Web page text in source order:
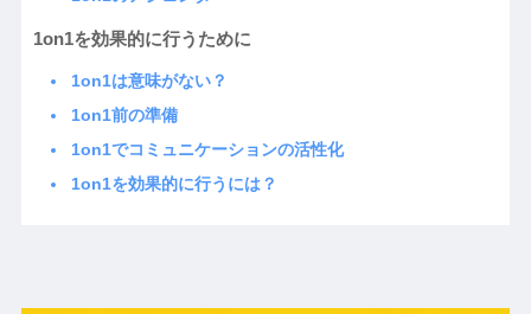
1on1を効果的に行うために
1on1は意味がない？
1on1前の準備
1on1でコミュニケーションの活性化
1on1を効果的に行うには？